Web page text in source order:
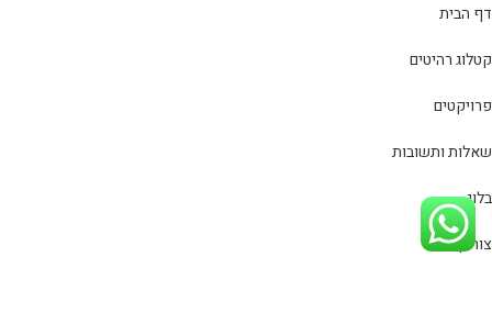
דף הבית
קטלוג רהיטים
פרויקטים
שאלות ותשובות
בלוג
צור קשר